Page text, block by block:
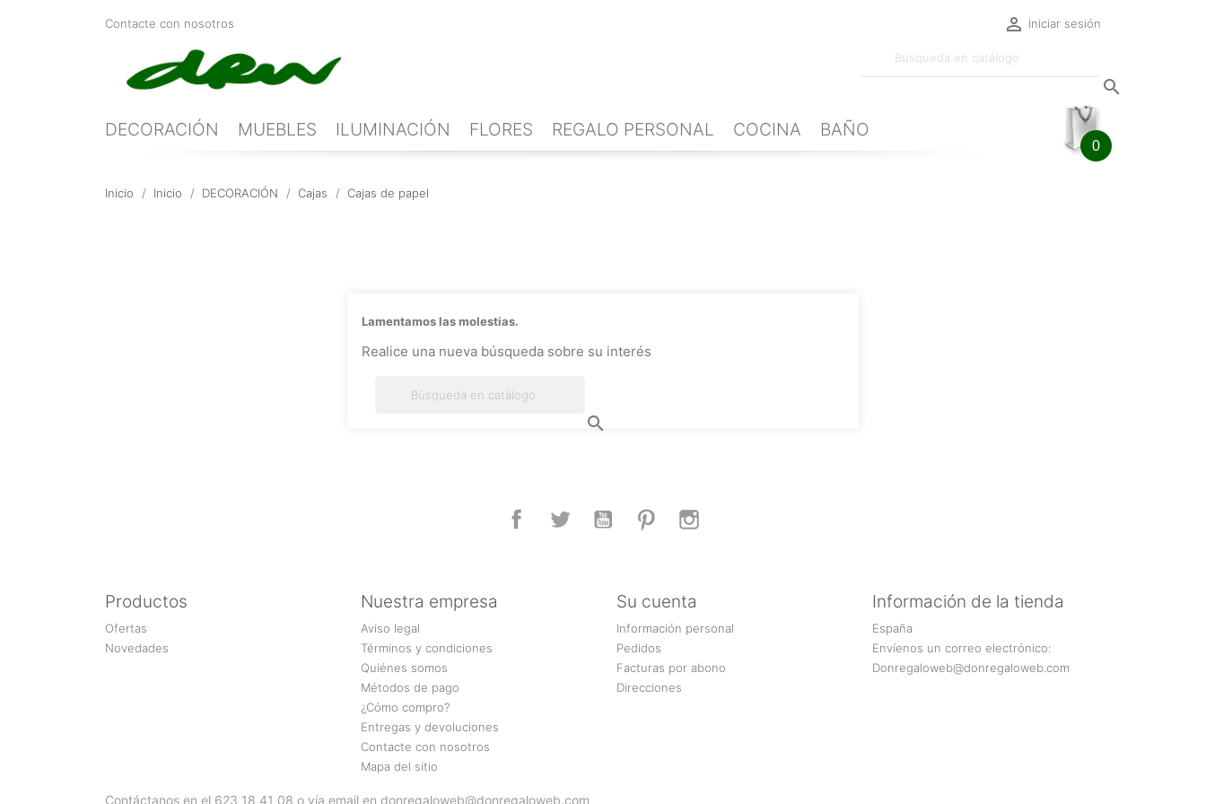
Contacte con nosotros  Iniciar sesión

DECORACIÓN
MUEBLES ILUMINACIÓN FLORES REGALO PERSONAL COCINA BAÑO
0
Inicio Inicio DECORACIÓN Cajas Cajas de papel
Lamentamos las molestias.
Realice una nueva búsqueda sobre su interés

FacebookTwitter YouTube Pinterest
Productos
Ofertas
Novedades
Nuestra empresa
Aviso legal
Términos y condiciones
Quiénes somos
Métodos de pago
¿Cómo compro?
Entregas y devoluciones
Contacte con nosotros
Mapa del sitio
Su cuenta
Información personal
Pedidos
Facturas por abono
Direcciones
Información de la tienda
España
Envíenos un correo electrónico:
Donregaloweb@donregaloweb.com
Contáctanos en el 623 18 41 08 o vía email en donregaloweb@donregaloweb.com